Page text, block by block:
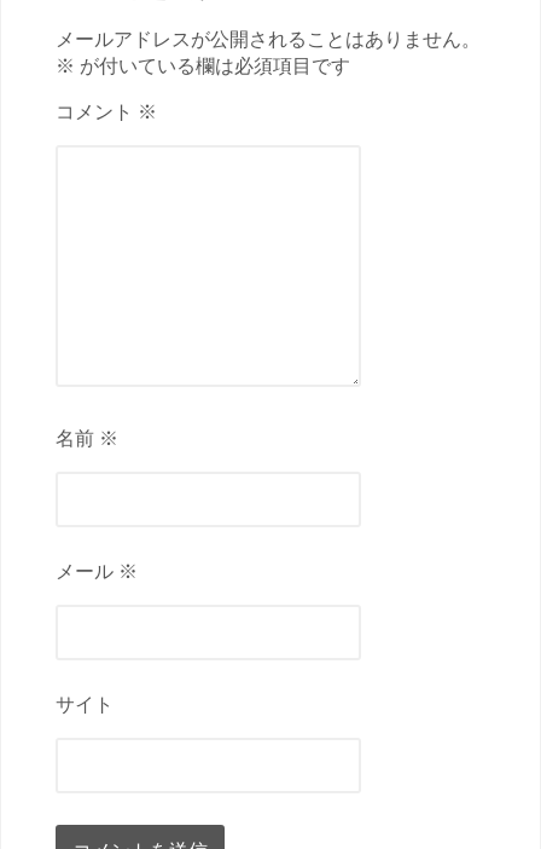
メールアドレスが公開されることはありません。
※ が付いている欄は必須項目です
コメント ※
名前 ※
メール ※
サイト